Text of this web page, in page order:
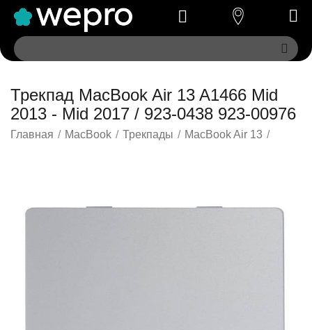
Трекпад MacBook Air 13 A1466 Mid
2013 - Mid 2017 / 923-0438 923-00976
Главная / MacBook / Трекпады / MacBook Air 13 /